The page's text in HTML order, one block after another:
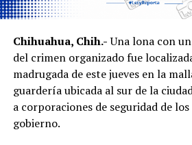
Chihuahua, Chih.-Una lona con
del crimen organizado fue
madrugada de este jueves en la
guardería ubicada al sur de la
a corporaciones de seguridad de
gobierno.